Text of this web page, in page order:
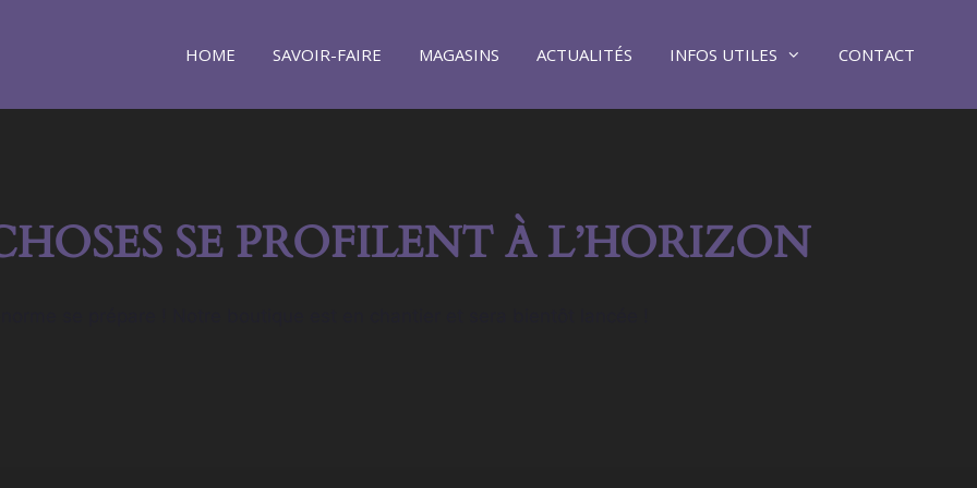
HOME SAVOIR-FAIRE MAGASINS ACTUALITÉS INFOS UTILES CONTACT
SE PROFILENT À L’HORIZON